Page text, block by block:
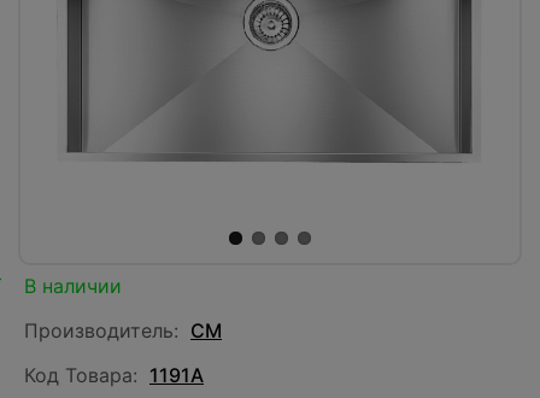
В наличии
Производитель: CM
Код Товара: 1191А